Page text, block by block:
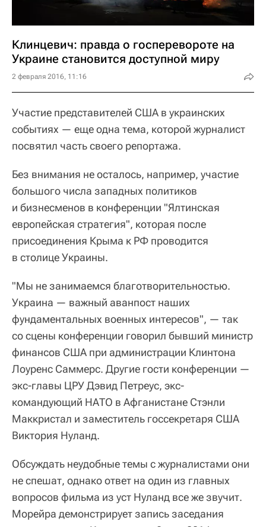
Клинцевич: правда о госперевороте на
Украине становится доступной миру
2 февраля 2016, 11:16
Участие представителей США в украинских
событиях — еще одна тема, которой журналист
посвятил часть своего репортажа.
Без внимания не осталось, например, участие
большого числа западных политиков
и бизнесменов в конференции "Ялтинская
европейская стратегия", которая после
присоединения Крыма к РФ проводится
в столице Украины.
"Мы не занимаемся благотворительностью.
Украина — важный аванпост наших
фундаментальных военных интересов", — так
со сцены конференции говорил бывший министр
финансов США при администрации Клинтона
Лоуренс Саммерс. Другие гости конференции —
экс-главы ЦРУ Дэвид Петреус, экс-
командующий НАТО в Афганистане Стэнли
Маккристал и заместитель госсекретаря США
Виктория Нуланд.
Обсуждать неудобные темы с журналистами они
не спешат, однако ответ на один из главных
вопросов фильма из уст Нуланд все же звучит.
Морейра демонстрирует запись заседания